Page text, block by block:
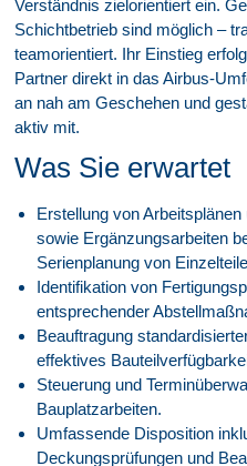
Verständnis zielorientiert ein.
Schichtbetrieb sind möglich –
teamorientiert. Ihr Einstieg
Partner direkt in das Airbus-
an nah am Geschehen und
aktiv mit.
Was Sie erwartet
Erstellung von
sowie Ergänzungsarbeiten
Serienplanung von
Identifikation von
entsprechender
Beauftragung
effektives
Steuerung und
Bauplatzarbeiten.
Umfassende Disposition
Deckungsprüfungen und